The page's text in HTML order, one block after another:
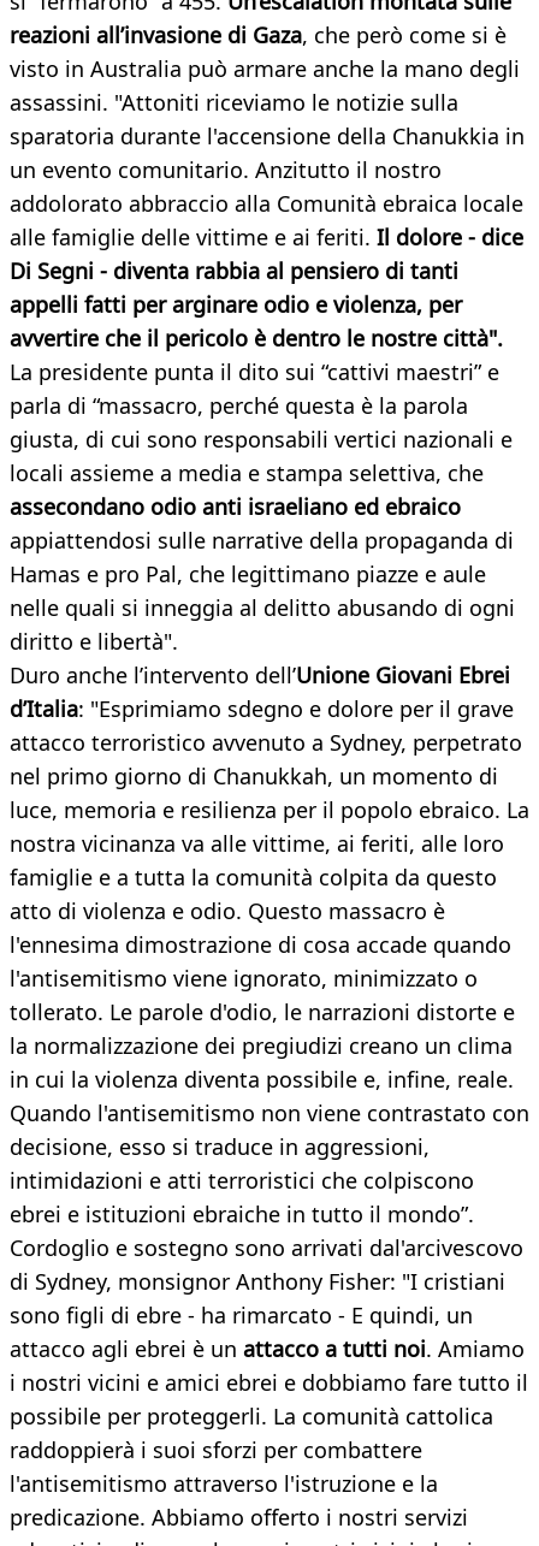
reazioni all’invasione di Gaza, che però come si è
visto in Australia può armare anche la mano degli
assassini. "Attoniti riceviamo le notizie sulla
sparatoria durante l'accensione della Chanukkia in
un evento comunitario. Anzitutto il nostro
addolorato abbraccio alla Comunità ebraica locale
alle famiglie delle vittime e ai feriti. Il dolore - dice
Di Segni - diventa rabbia al pensiero di tanti
appelli fatti per arginare odio e violenza, per
avvertire che il pericolo è dentro le nostre città".
La presidente punta il dito sui “cattivi maestri” e
parla di “massacro, perché questa è la parola
giusta, di cui sono responsabili vertici nazionali e
locali assieme a media e stampa selettiva, che
assecondano odio anti israeliano ed ebraico
appiattendosi sulle narrative della propaganda di
Hamas e pro Pal, che legittimano piazze e aule
nelle quali si inneggia al delitto abusando di ogni
diritto e libertà".
Duro anche l’intervento dell’Unione Giovani Ebrei
d’Italia: "Esprimiamo sdegno e dolore per il grave
attacco terroristico avvenuto a Sydney, perpetrato
nel primo giorno di Chanukkah, un momento di
luce, memoria e resilienza per il popolo ebraico. La
nostra vicinanza va alle vittime, ai feriti, alle loro
famiglie e a tutta la comunità colpita da questo
atto di violenza e odio. Questo massacro è
l'ennesima dimostrazione di cosa accade quando
l'antisemitismo viene ignorato, minimizzato o
tollerato. Le parole d'odio, le narrazioni distorte e
la normalizzazione dei pregiudizi creano un clima
in cui la violenza diventa possibile e, infine, reale.
Quando l'antisemitismo non viene contrastato con
decisione, esso si traduce in aggressioni,
intimidazioni e atti terroristici che colpiscono
ebrei e istituzioni ebraiche in tutto il mondo”.
Cordoglio e sostegno sono arrivati dal'arcivescovo
di Sydney, monsignor Anthony Fisher: "I cristiani
sono figli di ebre - ha rimarcato - E quindi, un
attacco agli ebrei è un attacco a tutti noi. Amiamo
i nostri vicini e amici ebrei e dobbiamo fare tutto il
possibile per proteggerli. La comunità cattolica
raddoppierà i suoi sforzi per combattere
l'antisemitismo attraverso l'istruzione e la
predicazione. Abbiamo offerto i nostri servizi